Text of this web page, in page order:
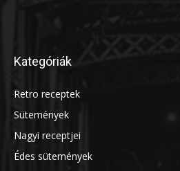
Kategóriák
Retro receptek
Sütemények
Nagyi receptjei
Édes sütemények